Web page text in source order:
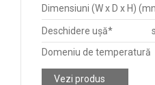
Dimensiuni (W x D x H)
Deschidere ușă*
Domeniu de temperatură
Vezi produs